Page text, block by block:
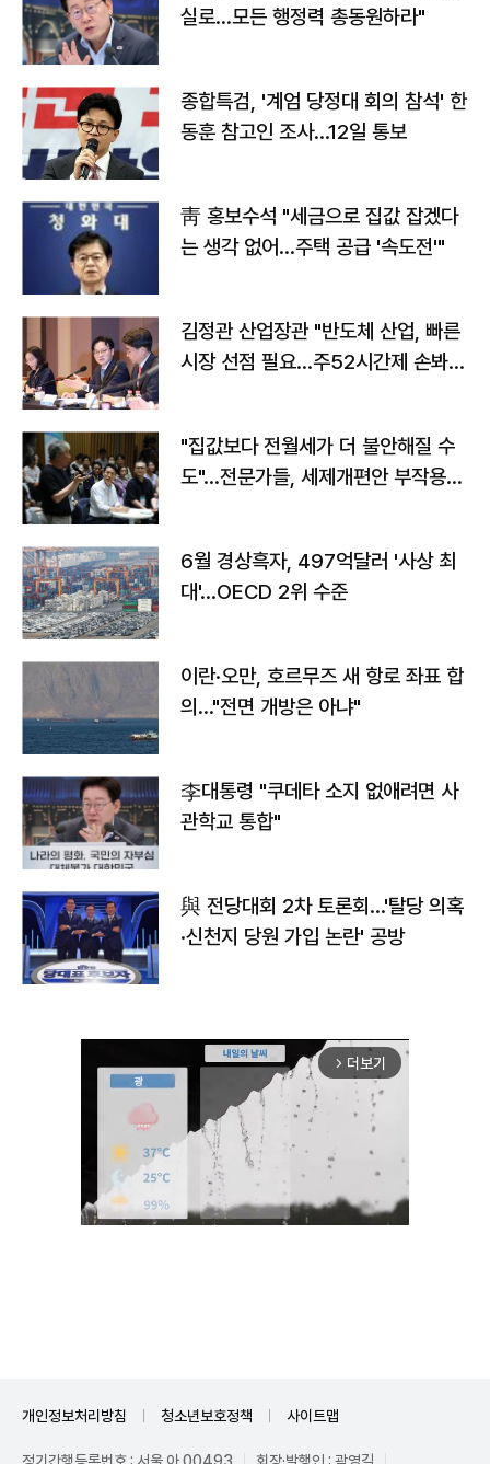
실로…모든 행정력 총동원하라"
종합특검, '계엄 당정대 회의 참석' 한
동훈 참고인 조사...12일 통보
靑 홍보수석 "세금으로 집값 잡겠다
는 생각 없어…주택 공급 '속도전'"
김정관 산업장관 "반도체 산업, 빠른
시장 선점 필요…주52시간제 손봐
"집값보다 전월세가 더 불안해질 수
도"…전문가들, 세제개편안 부작용
6월 경상흑자, 497억달러 '사상 최
대'…OECD 2위 수준
이란·오만, 호르무즈 새 항로 좌표 합
의…"전면 개방은 아냐"
李대통령 "쿠데타 소지 없애려면 사
관학교 통합"
與 전당대회 2차 토론회…'탈당 의혹
·신천지 당원 가입 논란' 공방
arrow_forward_ios 더보기
개인정보처리방침 청소년보호정책 사이트맵